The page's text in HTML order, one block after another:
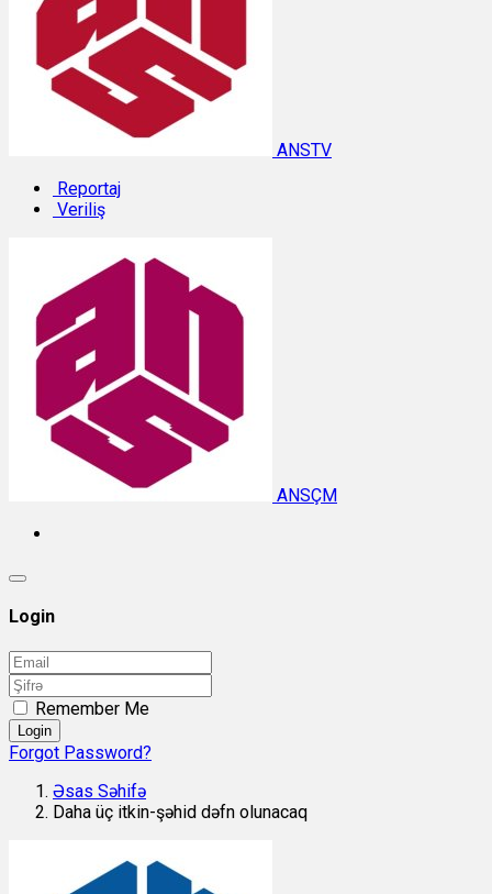
ANSTV
Reportaj
Veriliş
ANSÇM
Login
Remember Me
Login
Forgot Password?
Əsas Səhifə
Daha üç itkin-şəhid dəfn olunacaq